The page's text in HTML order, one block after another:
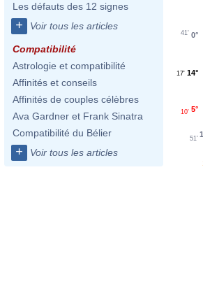
Les défauts des 12 signes
+ Voir tous les articles
Compatibilité
Astrologie et compatibilité
Affinités et conseils
Affinités de couples célèbres
Ava Gardner et Frank Sinatra
Compatibilité du Bélier
+ Voir tous les articles
0°
41'
14°
17'
5°
10'
51'